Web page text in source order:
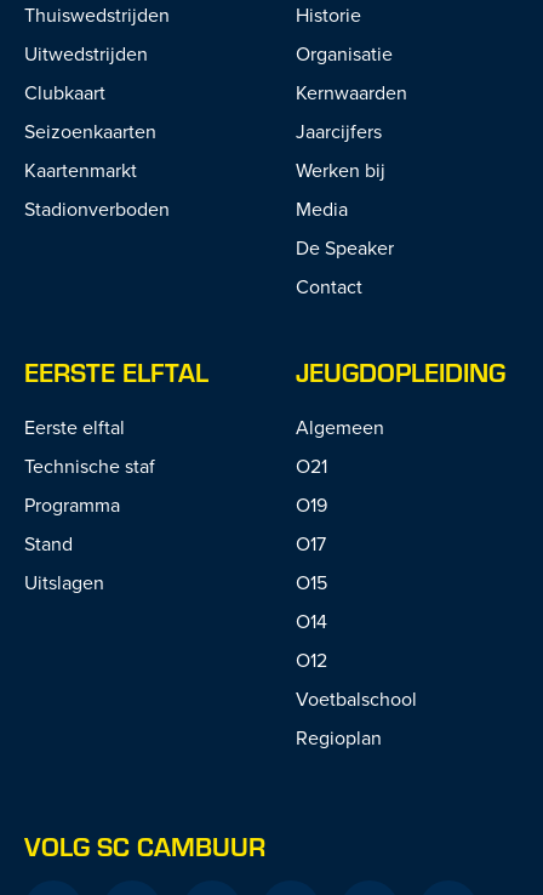
Thuiswedstrijden
Uitwedstrijden
Clubkaart
Seizoenkaarten
Kaartenmarkt
Stadionverboden
Historie
Organisatie
Kernwaarden
Jaarcijfers
Werken bij
Media
De Speaker
Contact
EERSTE ELFTAL
Eerste elftal
Technische staf
Programma
Stand
Uitslagen
JEUGDOPLEIDING
Algemeen
O21
O19
O17
O15
O14
O12
Voetbalschool
Regioplan
VOLG SC CAMBUUR